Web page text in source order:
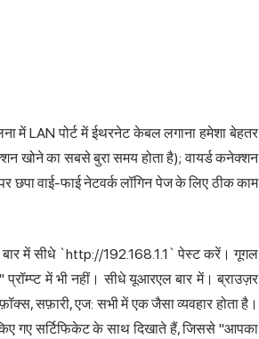
में LAN पोर्ट में ईथरनेट केबल लगाना हमेशा बेहतर
खोने का सबसे बुरा समय होता है); वायर्ड कनेक्शन
छपा वाई-फाई नेटवर्क लॉगिन पेज के लिए ठीक काम
में सीधे `http://192.168.1.1` पेस्ट करें। गूगल
में भी नहीं। सीधे यूआरएल बार में। ब्राउज़र
सफ़ारी, एज: सभी में एक जैसा व्यवहार होता है।
गए सर्टिफिकेट के साथ दिखाते हैं, जिससे "आपका